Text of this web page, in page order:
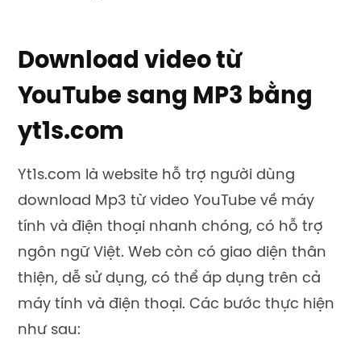
Download video từ
YouTube sang MP3 bằng
yt1s.com
Yt1s.com là website hỗ trợ người dùng
download Mp3 từ video YouTube về máy
tính và điện thoại nhanh chóng, có hỗ trợ
ngôn ngữ Việt. Web còn có giao diện thân
thiện, dễ sử dụng, có thể áp dụng trên cả
máy tính và điện thoại. Các bước thực hiện
như sau: